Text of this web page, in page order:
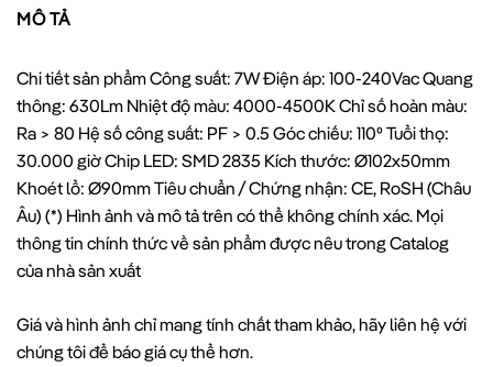
MÔ TẢ
Chi tiết sản phẩm Công suất: 7W Điện áp: 100-240Vac Quang
thông: 630Lm Nhiệt độ màu: 4000-4500K Chỉ số hoàn màu:
Ra > 80 Hệ số công suất: PF > 0.5 Góc chiếu: 110⁰ Tuổi thọ:
30.000 giờ Chip LED: SMD 2835 Kích thước: Ø102x50mm
Khoét lổ: Ø90mm Tiêu chuẩn / Chứng nhận: CE, RoSH (Châu
Âu) (*) Hình ảnh và mô tả trên có thể không chính xác. Mọi
thông tin chính thức về sản phẩm được nêu trong Catalog
của nhà sản xuất
Giá và hình ảnh chỉ mang tính chất tham khảo, hãy liên hệ với
chúng tôi để báo giá cụ thể hơn.